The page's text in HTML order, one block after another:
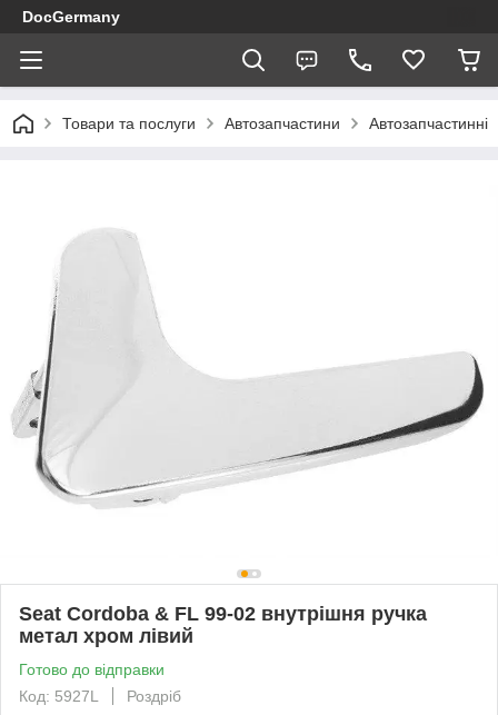
DocGermany
Товари та послуги Автозапчастини Автозапчастинні
Seat Cordoba & FL 99-02 внутрішня ручка
метал хром лівий
Готово до відправки
Код: 5927L
Роздріб